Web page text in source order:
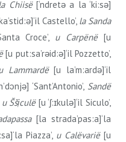
Chiisë[‘ndretǝ a la ‘ki:sǝ]
Castello’, la Sanda
Croce’, u Carpënë[u
[u put:sa’rǝid:ǝ]‘il Pozzetto’,
Lammardë[u la’m:ardǝ]‘il
‘Sant’Antonio’, Sandë
u Ššịculë[u ‘ʃ:ɪkulǝ]‘il Siculo’,
[la strada’pas:a]‘la
Piazza’, u Calëvarië[u